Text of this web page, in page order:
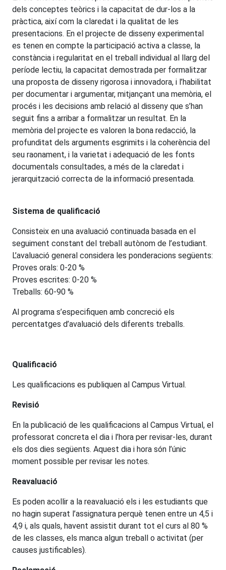
dels conceptes teòrics i la capacitat de dur-los a la
pràctica, així com la claredat i la qualitat de les
presentacions. En el projecte de disseny experimental
es tenen en compte la participació activa a classe, la
constància i regularitat en el treball individual al llarg del
període lectiu, la capacitat demostrada per formalitzar
una proposta de disseny rigorosa i innovadora, i l’habilitat
per documentar i argumentar, mitjançant una memòria, el
procés i les decisions amb relació al disseny que s’han
seguit fins a arribar a formalitzar un resultat. En la
memòria del projecte es valoren la bona redacció, la
profunditat dels arguments esgrimits i la coherència del
seu raonament, i la varietat i adequació de les fonts
documentals consultades, a més de la claredat i
jerarquització correcta de la informació presentada.
Sistema de qualificació
Consisteix en una avaluació continuada basada en el
seguiment constant del treball autònom de l’estudiant.
L’avaluació general considera les ponderacions següents:
Proves orals: 0-20 %
Proves escrites: 0-20 %
Treballs: 60-90 %
Al programa s’especifiquen amb concreció els
percentatges d’avaluació dels diferents treballs.
Qualificació
Les qualificacions es publiquen al Campus Virtual.
Revisió
En la publicació de les qualificacions al Campus Virtual, el
professorat concreta el dia i l’hora per revisar-les, durant
els dos dies següents. Aquest dia i hora són l’únic
moment possible per revisar les notes.
Reavaluació
Es poden acollir a la reavaluació els i les estudiants que
no hagin superat l’assignatura perquè tenen entre un 4,5 i
4,9 i, als quals, havent assistit durant tot el curs al 80 %
de les classes, els manca algun treball o activitat (per
causes justificables).